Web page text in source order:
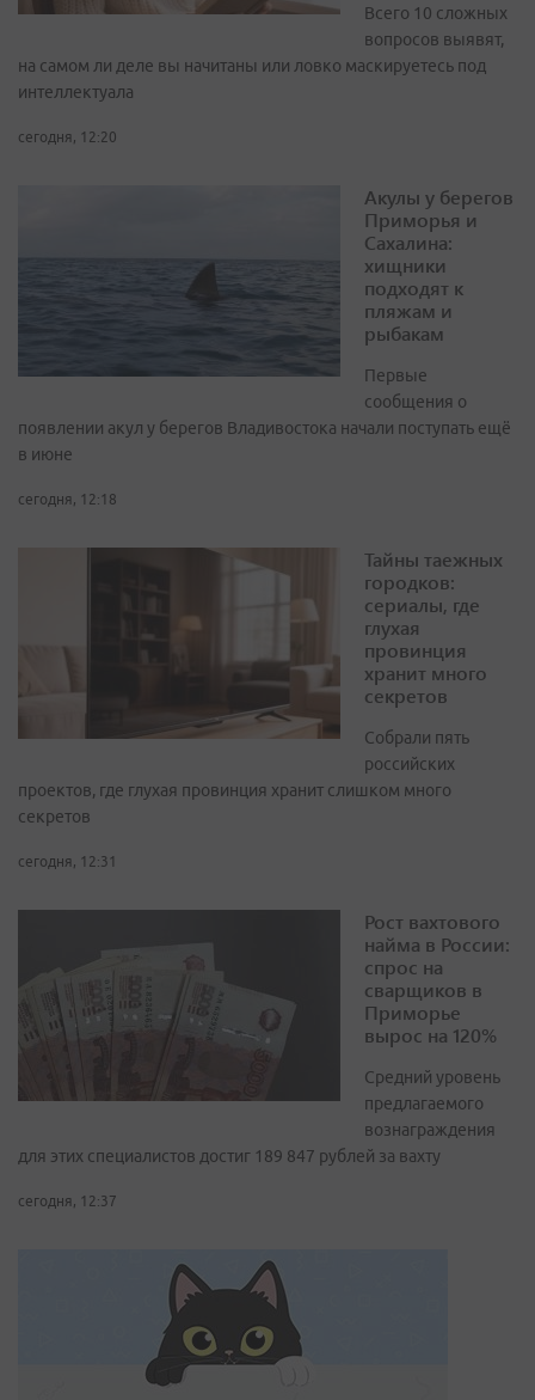
Всего 10 сложных
вопросов выявят,
на самом ли деле вы начитаны или ловко маскируетесь под
интеллектуала
сегодня, 12:20
Акулы у берегов
Приморья и
Сахалина:
хищники
подходят к
пляжам и
рыбакам
Первые
сообщения о
появлении акул у берегов Владивостока начали поступать ещё
в июне
сегодня, 12:18
Тайны таежных
городков:
сериалы, где
глухая
провинция
хранит много
секретов
Собрали пять
российских
проектов, где глухая провинция хранит слишком много
секретов
сегодня, 12:31
Рост вахтового
найма в России:
спрос на
сварщиков в
Приморье
вырос на 120%
Средний уровень
предлагаемого
вознаграждения
для этих специалистов достиг 189 847 рублей за вахту
сегодня, 12:37